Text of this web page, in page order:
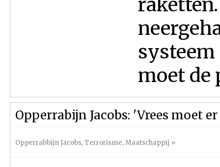
systeem
moet de
Opperrabijn Jacobs: 'Vrees moet
Opperrabbijn Jacobs,Terrorisme,Maatschappij »